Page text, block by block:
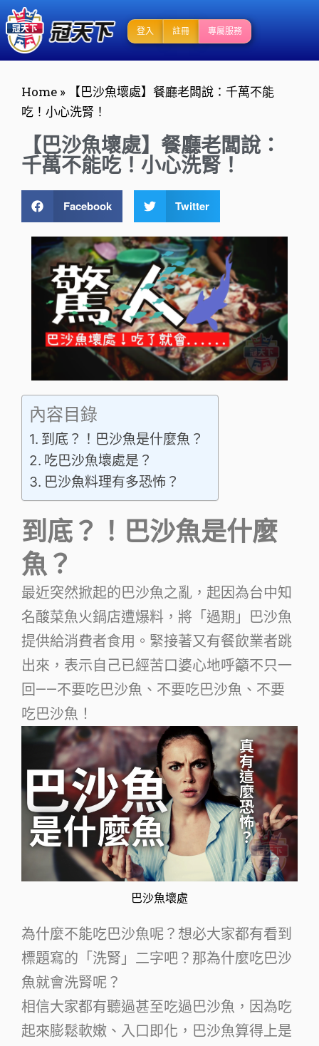
登入 註冊 專屬服務
Home »
【巴沙魚壞處】餐廳老闆說：千萬不能
吃！小心洗腎！
【巴沙魚壞處】餐廳老闆說：
千萬不能吃！小心洗腎！
Facebook Twitter
內容目錄
到底？！巴沙魚是什麼魚？
吃巴沙魚壞處是？
巴沙魚料理有多恐怖？
到底？！巴沙魚是什麼
魚？
最近突然掀起的巴沙魚之亂，起因為台中知
名酸菜魚火鍋店遭爆料，將「過期」巴沙魚
提供給消費者食用。緊接著又有餐飲業者跳
出來，表示自己已經苦口婆心地呼籲不只一
回——不要吃巴沙魚、不要吃巴沙魚、不要
吃巴沙魚！
巴沙魚壞處
為什麼不能吃巴沙魚呢？想必大家都有看到
標題寫的「洗腎」二字吧？那為什麼吃巴沙
魚就會洗腎呢？
相信大家都有聽過甚至吃過巴沙魚，因為吃
起來膨鬆軟嫩、入口即化，巴沙魚算得上是